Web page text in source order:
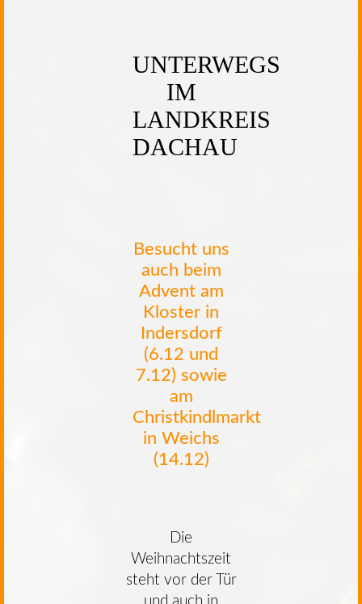
UNTERWEGS
IM
LANDKREIS
DACHAU
Besucht uns
auch beim
Advent am
Kloster in
Indersdorf
(6.12 und
7.12) sowie
am
Christkindlmarkt
in Weichs
(14.12)
Die
Weihnachtszeit
steht vor der Tür